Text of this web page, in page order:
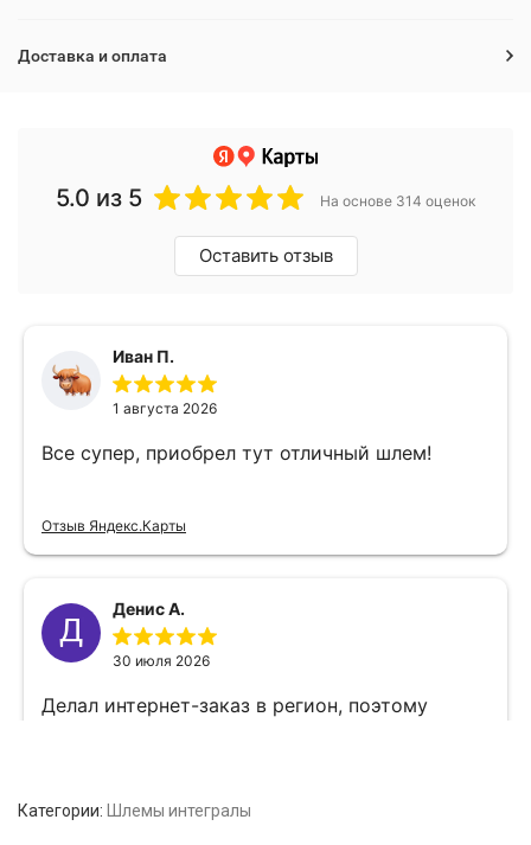
Доставка и оплата
Категории: Шлемы интегралы